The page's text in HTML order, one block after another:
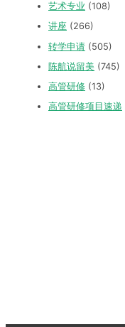
艺术专业 (108)
讲座 (266)
转学申请 (505)
陈航说留美 (745)
高管研修 (13)
高管研修项目速递